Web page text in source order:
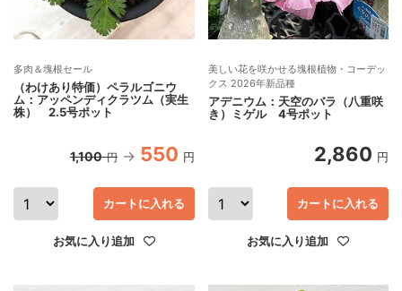
多肉＆塊根セール
（わけあり特価）ペラルゴニウ
ム：アッペンディクラツム（実生
株） 2.5号ポット
1,100 円 550 円
カートに入れる
お気に入り追加
美しい花を咲かせる塊根植物・コーデッ
クス 2026年新品種
アデニウム：天空のバラ（八重咲
き）ミゲル 4号ポット
2,860 円
カートに入れる
お気に入り追加